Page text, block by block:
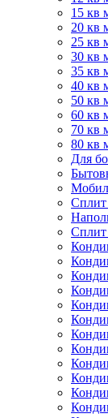
15 кв
20 кв
25 кв
30 кв
35 кв
40 кв
50 кв
60 кв
70 кв
80 кв
Для
Сплит
Сплит